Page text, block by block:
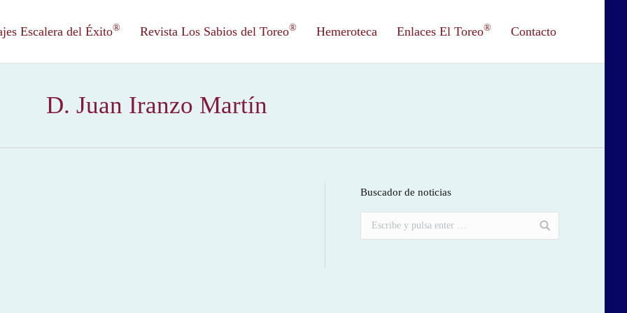
Escalera del Éxito® Revista Los Sabios del Toreo® Hemeroteca Enlaces El Toreo® Contacto
D. Juan Iranzo Martín
Buscador de noticias